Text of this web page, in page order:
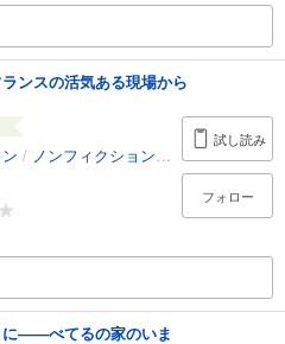
ンスの活気ある現場から
/ ノンフィクション・ドキュメンタリー
試し読み
フォロー
に――べてるの家のいま